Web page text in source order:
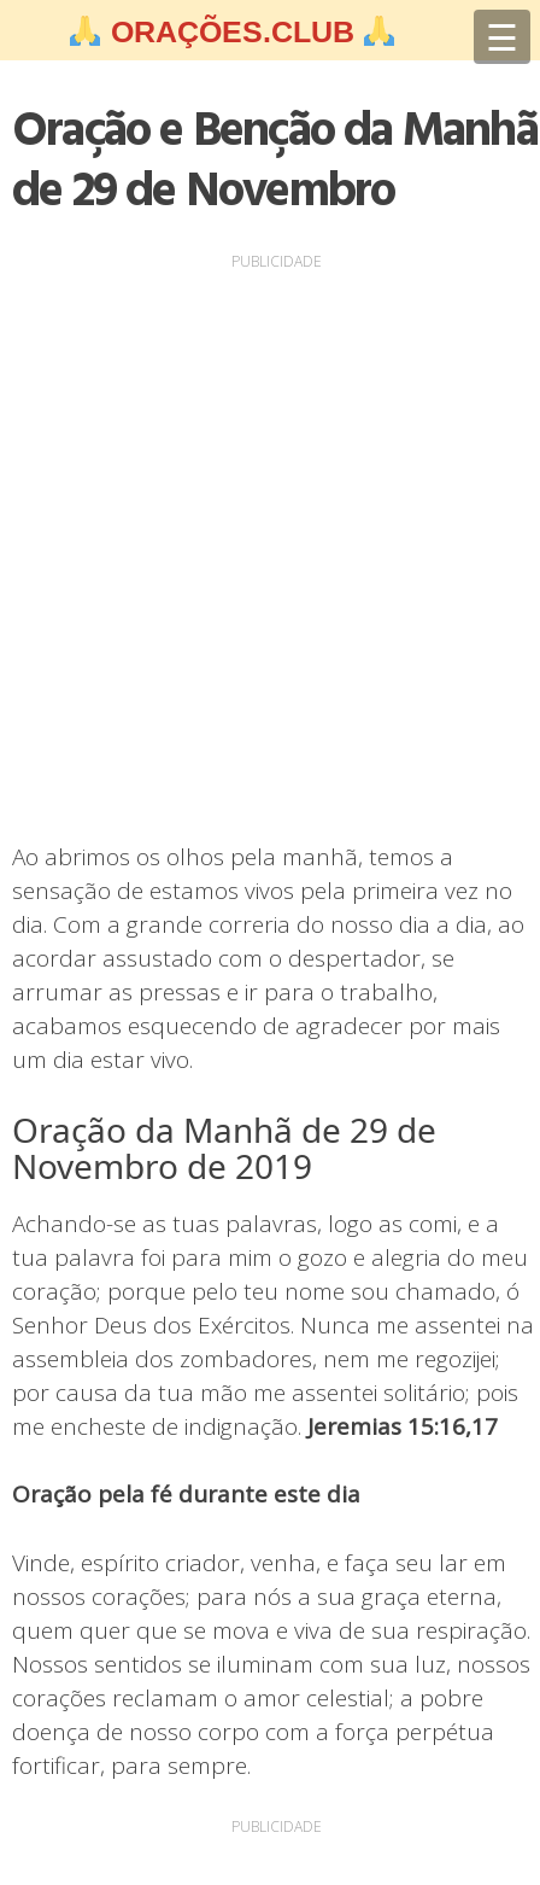
ORAÇÕES.CLUB ☰
Oração e Benção da Manhã
de 29 de Novembro
PUBLICIDADE
Ao abrimos os olhos pela manhã, temos a
sensação de estamos vivos pela primeira vez no
dia. Com a grande correria do nosso dia a dia, ao
acordar assustado com o despertador, se
arrumar as pressas e ir para o trabalho,
acabamos esquecendo de agradecer por mais
um dia estar vivo.
Oração da Manhã de 29 de
Novembro de 2019
Achando-se as tuas palavras, logo as comi, e a
tua palavra foi para mim o gozo e alegria do meu
coração; porque pelo teu nome sou chamado, ó
Senhor Deus dos Exércitos. Nunca me assentei na
assembleia dos zombadores, nem me regozijei;
por causa da tua mão me assentei solitário; pois
me encheste de indignação. Jeremias 15:16,17
Oração pela fé durante este dia
Vinde, espírito criador, venha, e faça seu lar em
nossos corações; para nós a sua graça eterna,
quem quer que se mova e viva de sua respiração.
Nossos sentidos se iluminam com sua luz, nossos
corações reclamam o amor celestial; a pobre
doença de nosso corpo com a força perpétua
fortificar, para sempre.
PUBLICIDADE